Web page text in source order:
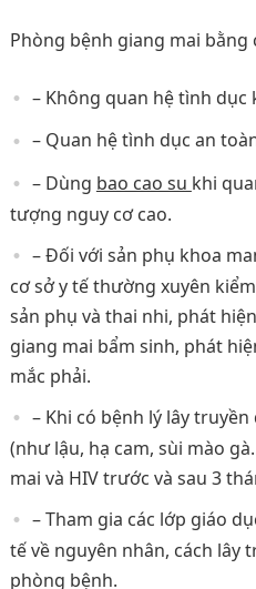
Phòng bệnh giang mai bằng
– Không quan hệ tình dục
– Quan hệ tình dục an
– Dùng bao cao su khi
tượng nguy cơ cao.
– Đối với sản phụ khoa
cơ sở y tế thường xuyên
sản phụ và thai nhi, phát
giang mai bẩm sinh, phát
mắc phải.
– Khi có bệnh lý lây
(như lậu, hạ cam, sùi mào
mai và HIV trước và sau 3
– Tham gia các lớp giáo
tế về nguyên nhân, cách lây
phòng bệnh.